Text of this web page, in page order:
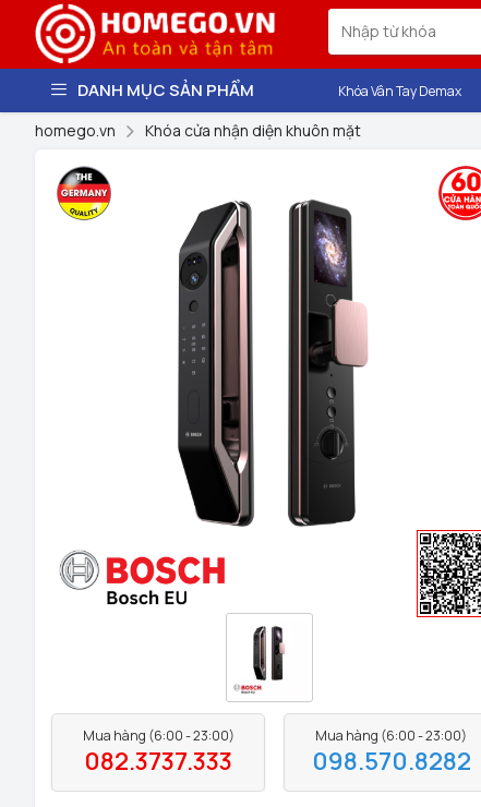
DANH MỤC SẢN PHẨM Khóa Vân Tay Demax
homego.vn Khóa cửa nhận diện khuôn mặt
Mua hàng (6:00 - 23:00)
082.3737.333
Mua hàng (6:00 - 23:00)
098.570.8282